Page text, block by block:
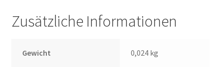
Zusätzliche Informationen
Gewicht 0,024 kg